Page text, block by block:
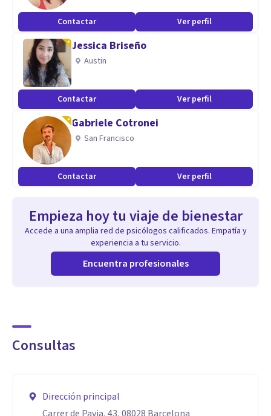
Contactar Ver perfil
Jessica Briseño
Austin
Contactar Ver perfil
Gabriele Cotronei
San Francisco
Contactar Ver perfil
Empieza hoy tu viaje de bienestar
Accede a una amplia red de psicólogos calificados. Empatía y
experiencia a tu servicio.
Encuentra profesionales
Consultas
Dirección principal